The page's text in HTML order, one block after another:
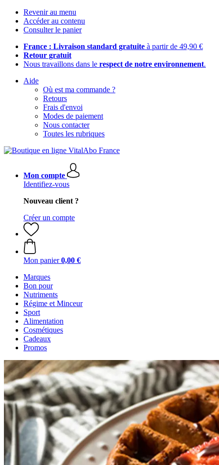
Revenir au menu
Accéder au contenu
Consulter le panier
France : Livraison standard gratuite à partir de 49,90 €
Retour gratuit
Nous travaillons dans le respect de notre environnement.
Aide
Où est ma commande ?
Retours
Frais d'envoi
Modes de paiement
Nous contacter
Toutes les rubriques
Mon compte
Identifiez-vous
Nouveau client ?
Créer un compte
Mon panier 0,00 €
Marques
Bon pour
Nutriments
Régime et Minceur
Sport
Alimentation
Cosmétiques
Cadeaux
Promos